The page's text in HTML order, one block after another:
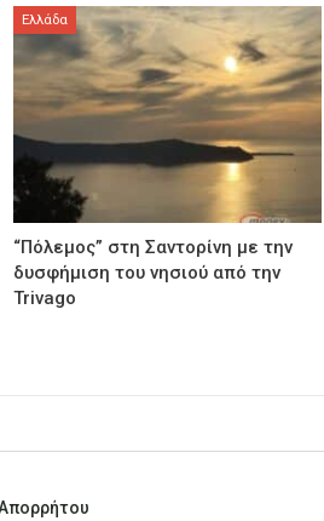
Ελλάδα
“Πόλεμος” στη Σαντορίνη με την
δυσφήμιση του νησιού από την
Trivago